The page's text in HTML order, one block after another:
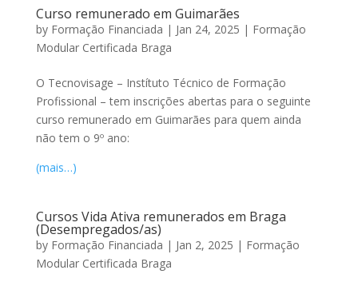
Curso remunerado em Guimarães
by Formação Financiada | Jan 24, 2025 | Formação
Modular Certificada Braga
O Tecnovisage – Instítuto Técnico de Formação
Profissional – tem inscrições abertas para o seguinte
curso remunerado em Guimarães para quem ainda
não tem o 9º ano:
(mais…)
Cursos Vida Ativa remunerados em Braga
(Desempregados/as)
by Formação Financiada | Jan 2, 2025 | Formação
Modular Certificada Braga